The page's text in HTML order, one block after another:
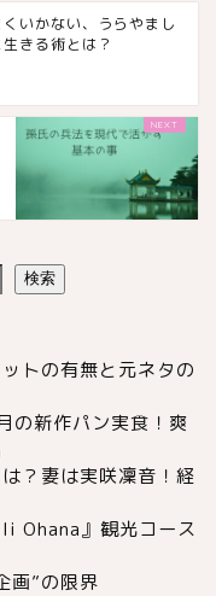
いかない、うらやまし
きる術とは？
検索
トの有無と元ネタの
の新作パン実食！爽
？妻は実咲凜音！経
Ohana』観光コース
画”の限界